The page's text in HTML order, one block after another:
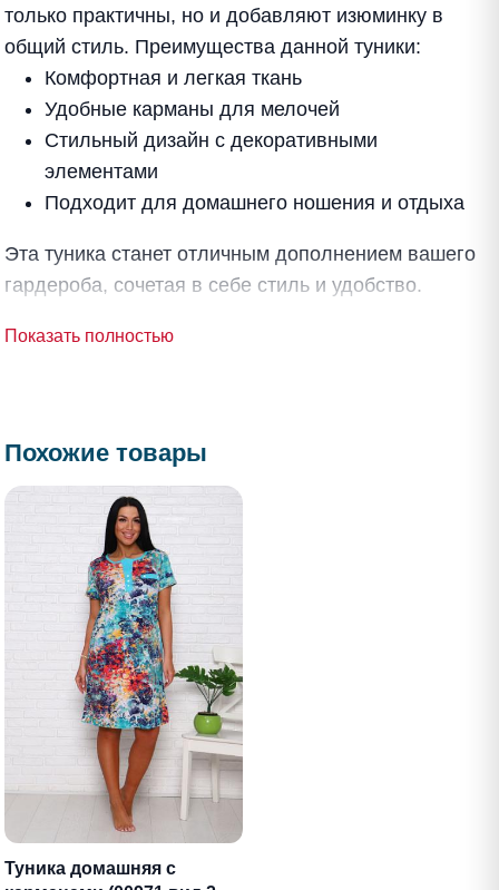
только практичны, но и добавляют изюминку в
общий стиль. Преимущества данной туники:
Комфортная и легкая ткань
Удобные карманы для мелочей
Стильный дизайн с декоративными
элементами
Подходит для домашнего ношения и отдыха
Эта туника станет отличным дополнением вашего
гардероба, сочетая в себе стиль и удобство.
Показать полностью
Похожие товары
Туника домашняя с